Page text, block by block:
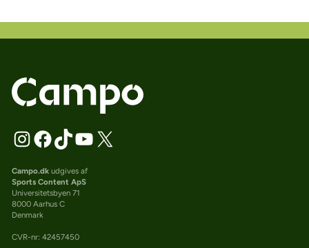
Campo.dkudgives af
Sports Content ApS
Universitetsbyen 71
8000 Aarhus C
Denmark
CVR-nr: 42457450